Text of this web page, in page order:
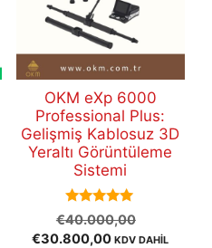
OKM eXp 6000
Professional Plus:
Gelişmiş Kablosuz 3D
Yeraltı Görüntüleme
Sistemi
5.00
out of 5
€40.000,00
fiyat:
€30.800,00Şu
KDV DAHİL